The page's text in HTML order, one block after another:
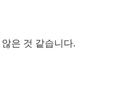
은 것 같습니다.